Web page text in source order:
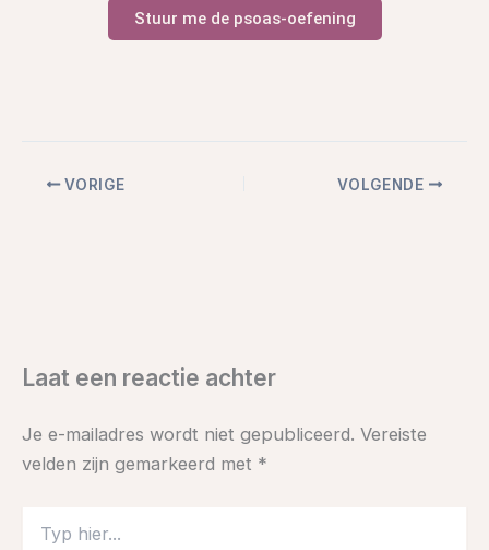
Stuur me de psoas-oefening
VORIGE VOLGENDE
Laat een reactie achter
Je e-mailadres wordt niet gepubliceerd. Vereiste
velden zijn gemarkeerd met *
hier...